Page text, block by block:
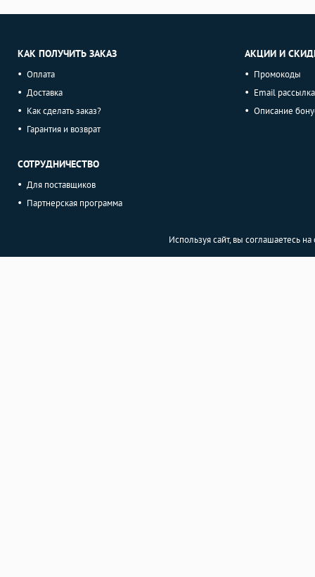
КАК ПОЛУЧИТЬ ЗАКАЗ
Оплата
Доставка
Как сделать заказ?
Гарантия и возврат
СОТРУДНИЧЕСТВО
Для поставщиков
Партнерская программа
АКЦИИ И
Промокоды
Email рассылка
Описание
Используя сайт, вы соглашаетесь